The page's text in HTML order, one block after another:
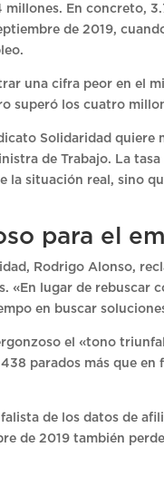
millones. En concreto,
de 2019,
una cifra peor en el
superó los cuatro
Solidaridad
de Trabajo. La
la situación real, sino
para el
Rodrigo Alonso,
«En lugar de rebuscar
en buscar
el «tono
parados más que en
de los datos de
de 2019 también